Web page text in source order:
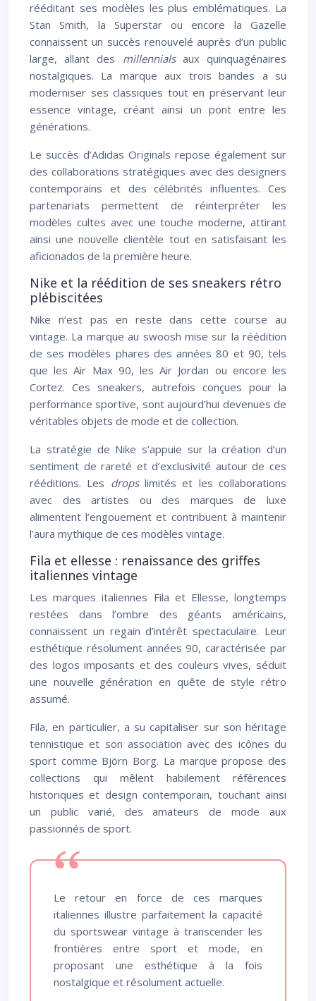
rééditant ses modèles les plus emblématiques. La
Stan Smith, la Superstar ou encore la Gazelle
connaissent un succès renouvelé auprès d’un public
large, allant des millennials aux quinquagénaires
nostalgiques. La marque aux trois bandes a su
moderniser ses classiques tout en préservant leur
essence vintage, créant ainsi un pont entre les
générations.
Le succès d’Adidas Originals repose également sur
des collaborations stratégiques avec des designers
contemporains et des célébrités influentes. Ces
partenariats permettent de réinterpréter les
modèles cultes avec une touche moderne, attirant
ainsi une nouvelle clientèle tout en satisfaisant les
aficionados de la première heure.
Nike et la réédition de ses sneakers rétro
plébiscitées
Nike n’est pas en reste dans cette course au
vintage. La marque au swoosh mise sur la réédition
de ses modèles phares des années 80 et 90, tels
que les Air Max 90, les Air Jordan ou encore les
Cortez. Ces sneakers, autrefois conçues pour la
performance sportive, sont aujourd’hui devenues de
véritables objets de mode et de collection.
La stratégie de Nike s’appuie sur la création d’un
sentiment de rareté et d’exclusivité autour de ces
rééditions. Les dropslimités et les collaborations
avec des artistes ou des marques de luxe
alimentent l’engouement et contribuent à maintenir
l’aura mythique de ces modèles vintage.
Fila et ellesse : renaissance des griffes
italiennes vintage
Les marques italiennes Fila et Ellesse, longtemps
restées dans l’ombre des géants américains,
connaissent un regain d’intérêt spectaculaire. Leur
esthétique résolument années 90, caractérisée par
des logos imposants et des couleurs vives, séduit
une nouvelle génération en quête de style rétro
assumé.
Fila, en particulier, a su capitaliser sur son héritage
tennistique et son association avec des icônes du
sport comme Björn Borg. La marque propose des
collections qui mêlent habilement références
historiques et design contemporain, touchant ainsi
un public varié, des amateurs de mode aux
passionnés de sport.
Le retour en force de ces marques
italiennes illustre parfaitement la capacité
du sportswear vintage à transcender les
frontières entre sport et mode, en
proposant une esthétique à la fois
nostalgique et résolument actuelle.